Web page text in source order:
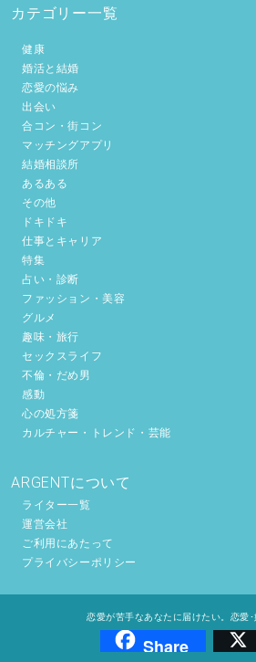
カテゴリー一覧
健康
婚活と結婚
恋愛の悩み
出会い
合コン・街コン
マッチングアプリ
結婚相談所
あるある
その他
ドキドキ
仕事とキャリア
特集
占い・診断
ファッション・美容
グルメ
趣味・旅行
セックスライフ
不倫・だめ男
感動
心の処方箋
カルチャー・トレンド・芸能
ARGENTについて
ライター一覧
運営会社
ご利用にあたって
プライバシーポリシー
恋愛が苦手なあなたに届けたい。恋愛･
Share